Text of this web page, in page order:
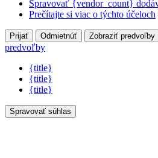
Spravovať {vendor_count}
Prečítajte si viac o týchto účeloch
Prijať Odmietnúť Zobraziť predvoľby
predvoľby
{title}
{title}
{title}
Spravovať súhlas